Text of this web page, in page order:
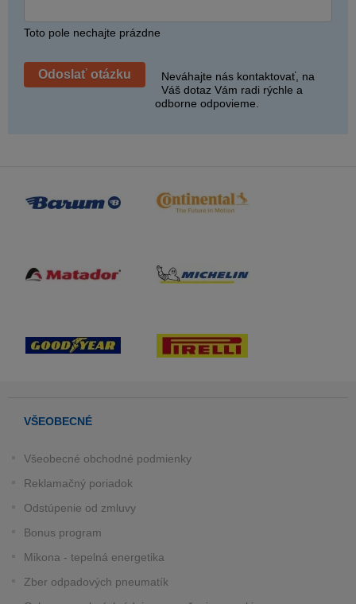
Toto pole nechajte prázdne
Neváhajte nás kontaktovať, na
Váš dotaz Vám radi rýchle a
odborne odpovieme.
VŠEOBECNÉ
Všeobecné obchodné podmienky
Reklamačný poriadok
Odstúpenie od zmluvy
Bonus program
Mikona - tepelná energetika
Zber odpadových pneumatík